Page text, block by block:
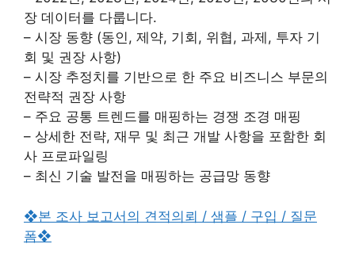
장 데이터를 다룹니다.
– 시장 동향 (동인, 제약, 기회, 위협, 과제, 투자 기
회 및 권장 사항)
– 시장 추정치를 기반으로 한 주요 비즈니스 부문의
전략적 권장 사항
– 주요 공통 트렌드를 매핑하는 경쟁 조경 매핑
– 상세한 전략, 재무 및 최근 개발 사항을 포함한 회
사 프로파일링
– 최신 기술 발전을 매핑하는 공급망 동향
❖본 조사 보고서의 견적의뢰 / 샘플 / 구입 / 질문
폼❖